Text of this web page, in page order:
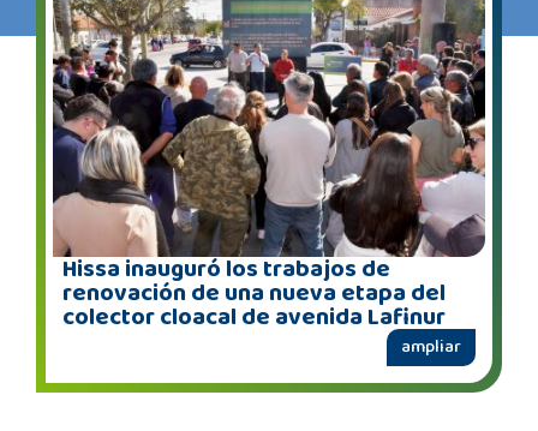
Hissa inauguró los trabajos de
renovación de una nueva etapa del
colector cloacal de avenida Lafinur
ampliar